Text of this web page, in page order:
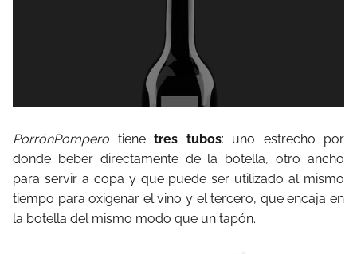
PorrónPompero tiene tres tubos: uno estrecho por
donde beber directamente de la botella, otro ancho
para servir a copa y que puede ser utilizado al mismo
tiempo para oxigenar el vino y el tercero, que encaja en
la botella del mismo modo que un tapón.